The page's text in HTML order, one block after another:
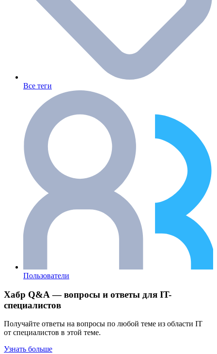
Все теги
Пользователи
Хабр Q&A — вопросы и ответы для IT-
специалистов
Получайте ответы на вопросы по любой теме из области IT
от специалистов в этой теме.
Узнать больше